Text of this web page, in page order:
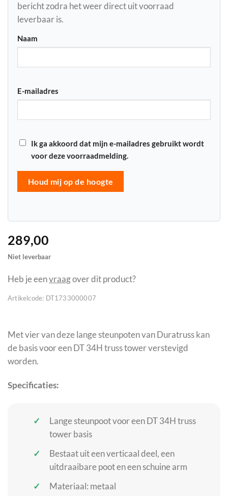
bericht zodra het weer direct uit voorraad
leverbaar is.
Naam
E-mailadres
Ik ga akkoord dat mijn e-mailadres gebruikt wordt
voor deze voorraadmelding.
Houd mij op de hoogte
289,00
Niet leverbaar
Heb je eenvraagover dit product?
Artikelcode: DT1733000007
Met vier van deze lange steunpoten van Duratruss kan
de basis voor een DT 34H truss tower verstevigd
worden.
Specificaties:
Lange steunpoot voor een DT 34H truss
tower basis
Bestaat uit een verticaal deel, een
uitdraaibare poot en een schuine arm
Materiaal: metaal